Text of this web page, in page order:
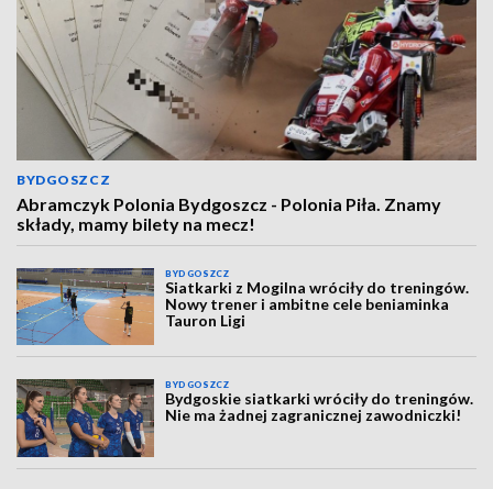
BYDGOSZCZ
Abramczyk Polonia Bydgoszcz - Polonia Piła. Znamy
składy, mamy bilety na mecz!
BYDGOSZCZ
Siatkarki z Mogilna wróciły do treningów.
Nowy trener i ambitne cele beniaminka
Tauron Ligi
BYDGOSZCZ
Bydgoskie siatkarki wróciły do treningów.
Nie ma żadnej zagranicznej zawodniczki!